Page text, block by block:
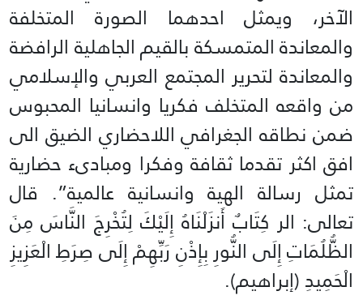
الآخر، ويمثل احدهما الصورة المتخلفة
والمعاندة المتمسكة بالقيم الجاهلية الرافضة
والمعاندة لتحرير المجتمع العربي والإسلامي
من واقعه المتخلف فكريا وانسانيا المحبوس
ضمن نطاقه الجغرافي اللاحضاري الضيق الى
افق اكثر تقدما ثقافة وفكرا ومبادىء حضارية
تمثل رسالة الهية وانسانية عالمية”. قال
تعالى: الر كِتَابٌ أَنزَلْنَاهُ إِلَيْكَ لِتُخْرِجَ النَّاسَ مِنَ
الظُّلُمَاتِ إِلَى النُّورِ بِإِذْنِ رَبِّهِمْ إِلَى صِرَطِ الْعَزِيزِ
الْحَمِيدِ (إبراهيم).